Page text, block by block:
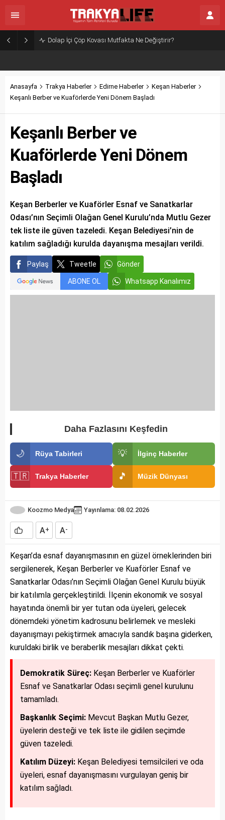
Dolap İçi Çöp Kovası Mutfakta Ne Değiştirir?
Anasayfa Trakya Haberler Edirne Haberler
Keşan Haberler
Keşanlı Berber ve Kuaförlerde Yeni Dönem Başladı
Keşanlı Berber ve
Kuaförlerde Yeni Dönem
Başladı
Keşan Berberler ve Kuaförler Esnaf ve Sanatkarlar
Odası’nın Seçimli Olağan Genel Kurulu’nda Mutlu Gezer
tek liste ile güven tazeledi. Keşan Belediyesi’nin de
katılım sağladığı kurulda dayanışma mesajları verildi.
Paylaş Tweetle Gönder
ABONE OL Whatsapp Kanalımız
Daha Fazlasını Keşfedin
🌙 Rüya Tabirleri 💡 İlginç Haberler
🇹🇷 Trakya Haberler 🎵 Müzik Dünyası
Koozmo Medya Yayınlama: 08.02.2026
A+ A-
Keşan’da esnaf dayanışmasının en güzel örneklerinden biri
sergilenerek, Keşan Berberler ve Kuaförler Esnaf ve
Sanatkarlar Odası’nın Seçimli Olağan Genel Kurulu büyük
bir katılımla gerçekleştirildi. İlçenin ekonomik ve sosyal
hayatında önemli bir yer tutan oda üyeleri, gelecek
dönemdeki yönetim kadrosunu belirlemek ve mesleki
dayanışmayı pekiştirmek amacıyla sandık başına giderken,
kuruldaki birlik ve beraberlik mesajları dikkat çekti.
Demokratik Süreç: Keşan Berberler ve Kuaförler
Esnaf ve Sanatkarlar Odası seçimli genel kurulunu
tamamladı.
Başkanlık Seçimi: Mevcut Başkan Mutlu Gezer,
üyelerin desteği ve tek liste ile gidilen seçimde
güven tazeledi.
Katılım Düzeyi: Keşan Belediyesi temsilcileri ve oda
üyeleri, esnaf dayanışmasını vurgulayan geniş bir
katılım sağladı.